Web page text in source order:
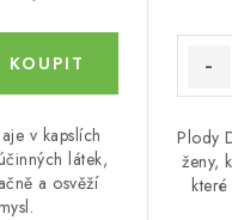
v kapslích
látek,
a osvěží
Plody
ženy,